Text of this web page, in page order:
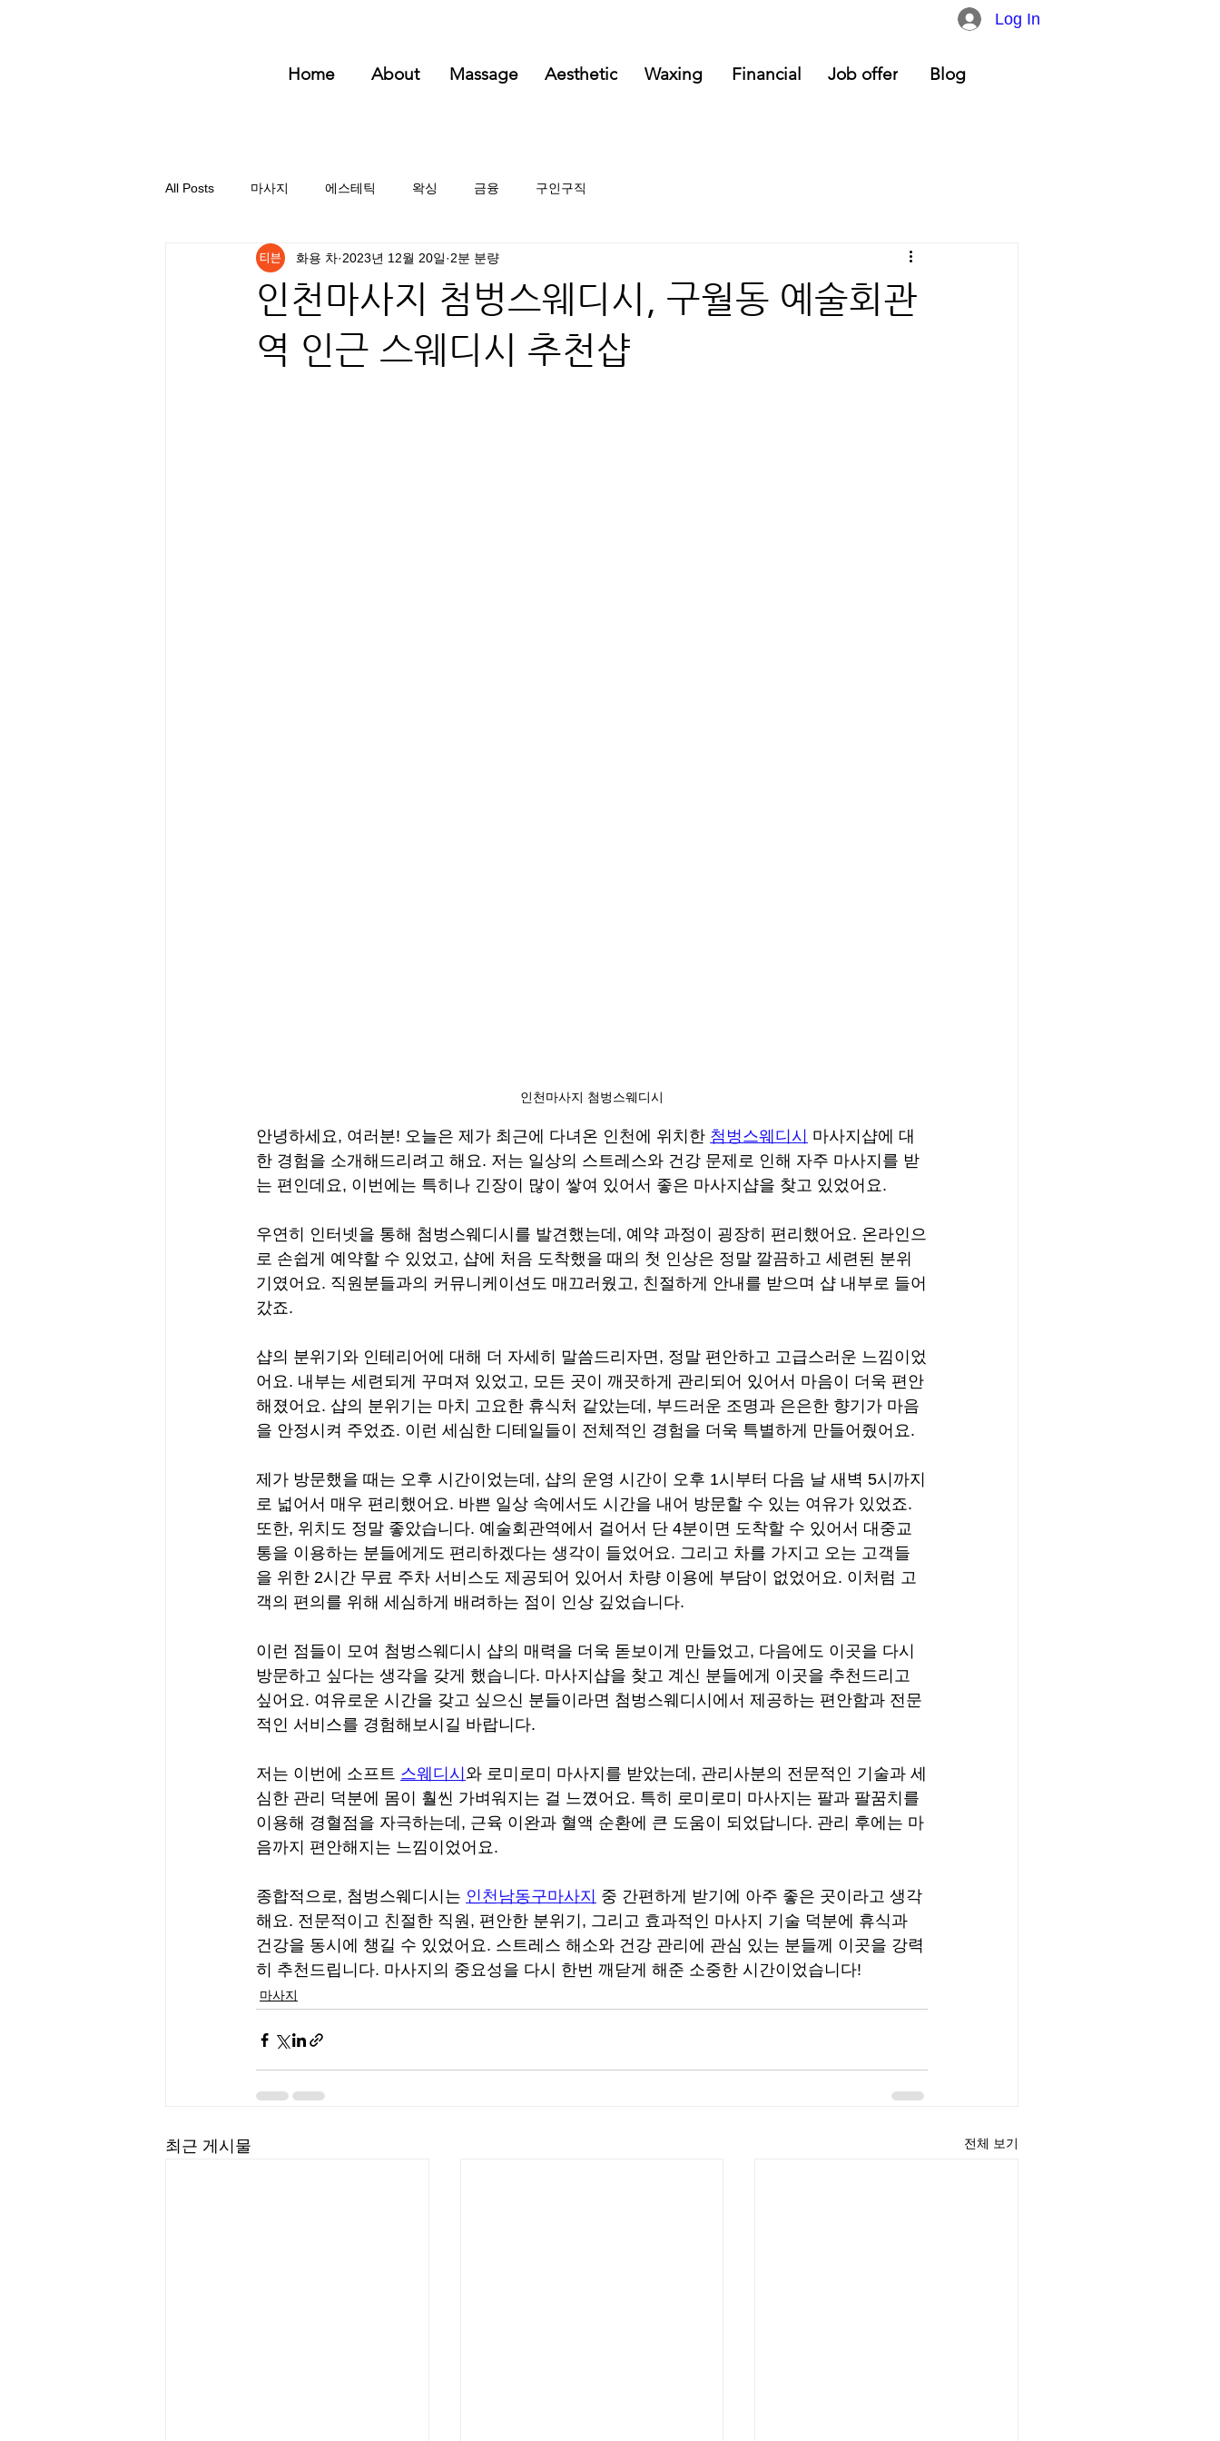
Log In
Home About Massage Aesthetic Waxing Financial Job offer Blog
All Posts 마사지 에스테틱 왁싱 금융 구인구직
인천마사지 첨벙스웨디시, 구월동 예술회관
역 인근 스웨디시 추천샵
화용 차 2023년 12월 20일 2분 분량
인천마사지 첨벙스웨디시
안녕하세요, 여러분! 오늘은 제가 최근에 다녀온 인천에 위치한 첨벙스웨디시
마사지샵에 대
한 경험을 소개해드리려고 해요. 저는 일상의 스트레스와 건강 문제로 인해 자주 마사지를 받
는 편인데요, 이번에는 특히나 긴장이 많이 쌓여 있어서 좋은 마사지샵을 찾고 있었어요.
우연히 인터넷을 통해 첨벙스웨디시를 발견했는데, 예약 과정이 굉장히 편리했어요. 온라인으
로 손쉽게 예약할 수 있었고, 샵에 처음 도착했을 때의 첫 인상은 정말 깔끔하고 세련된 분위
기였어요. 직원분들과의 커뮤니케이션도 매끄러웠고, 친절하게 안내를 받으며 샵 내부로 들어
갔죠.
샵의 분위기와 인테리어에 대해 더 자세히 말씀드리자면, 정말 편안하고 고급스러운 느낌이었
어요. 내부는 세련되게 꾸며져 있었고, 모든 곳이 깨끗하게 관리되어 있어서 마음이 더욱 편안
해졌어요. 샵의 분위기는 마치 고요한 휴식처 같았는데, 부드러운 조명과 은은한 향기가 마음
을 안정시켜 주었죠. 이런 세심한 디테일들이 전체적인 경험을 더욱 특별하게 만들어줬어요.
제가 방문했을 때는 오후 시간이었는데, 샵의 운영 시간이 오후 1시부터 다음 날 새벽 5시까지
로 넓어서 매우 편리했어요. 바쁜 일상 속에서도 시간을 내어 방문할 수 있는 여유가 있었죠.
또한, 위치도 정말 좋았습니다. 예술회관역에서 걸어서 단 4분이면 도착할 수 있어서 대중교
통을 이용하는 분들에게도 편리하겠다는 생각이 들었어요. 그리고 차를 가지고 오는 고객들
을 위한 2시간 무료 주차 서비스도 제공되어 있어서 차량 이용에 부담이 없었어요. 이처럼 고
객의 편의를 위해 세심하게 배려하는 점이 인상 깊었습니다.
이런 점들이 모여 첨벙스웨디시 샵의 매력을 더욱 돋보이게 만들었고, 다음에도 이곳을 다시
방문하고 싶다는 생각을 갖게 했습니다. 마사지샵을 찾고 계신 분들에게 이곳을 추천드리고
싶어요. 여유로운 시간을 갖고 싶으신 분들이라면 첨벙스웨디시에서 제공하는 편안함과 전문
적인 서비스를 경험해보시길 바랍니다.
저는 이번에 소프트 스웨디시 와 로미로미 마사지를 받았는데, 관리사분의 전문적인 기술과 세
심한 관리 덕분에 몸이 훨씬 가벼워지는 걸 느꼈어요. 특히 로미로미 마사지는 팔과 팔꿈치를
이용해 경혈점을 자극하는데, 근육 이완과 혈액 순환에 큰 도움이 되었답니다. 관리 후에는 마
음까지 편안해지는 느낌이었어요.
종합적으로, 첨벙스웨디시는 인천남동구마사지 중 간편하게 받기에 아주 좋은 곳이라고 생각
해요. 전문적이고 친절한 직원, 편안한 분위기, 그리고 효과적인 마사지 기술 덕분에 휴식과
건강을 동시에 챙길 수 있었어요. 스트레스 해소와 건강 관리에 관심 있는 분들께 이곳을 강력
히 추천드립니다. 마사지의 중요성을 다시 한번 깨닫게 해준 소중한 시간이었습니다!
마사지
최근 게시물 전체 보기